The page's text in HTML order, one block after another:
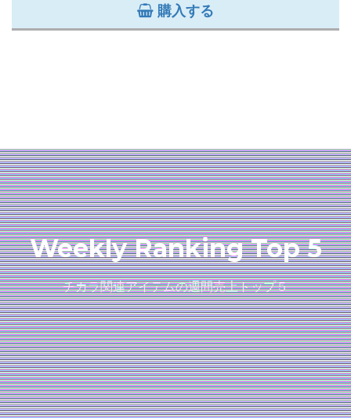
購入する
Weekly Ranking Top 5
チカラ関連アイテムの週間売上トップ５